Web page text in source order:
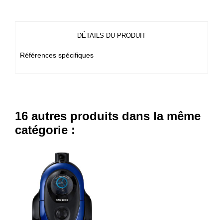
DÉTAILS DU PRODUIT
Références spécifiques
16 autres produits dans la même
catégorie :